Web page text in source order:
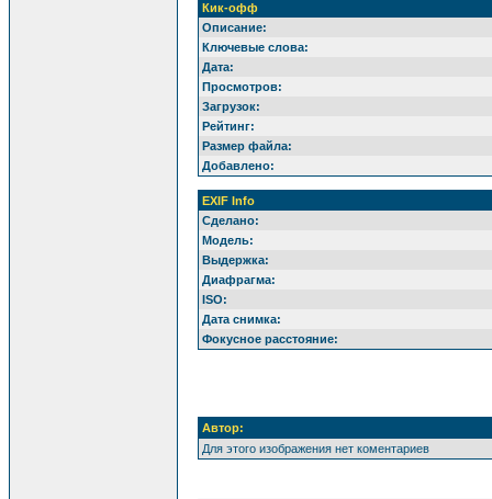
Кик-офф
Описание:
Ключевые слова:
Дата:
Просмотров:
Загрузок:
Рейтинг:
Размер файла:
Добавлено:
EXIF Info
Сделано:
Модель:
Выдержка:
Диафрагма:
ISO:
Дата снимка:
Фокусное расстояние:
Автор:
Для этого изображения нет коментариев